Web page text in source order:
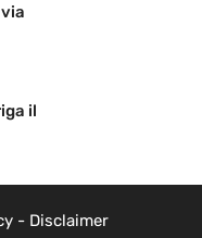
il
- Disclaimer